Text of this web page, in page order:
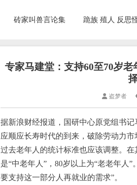
砖家叫兽言论集 跪族 殖人 反思
专家马建堂：支持60至70岁
盗梦者
据新浪财经报道，国研中心原党组书
应顺应长寿时代的到来，破除劳动力
过去老年人的统计标准也应该调整。在
是“中老年人”，80岁以上为“老老年人
要支持这一部分人再就业的需求”。